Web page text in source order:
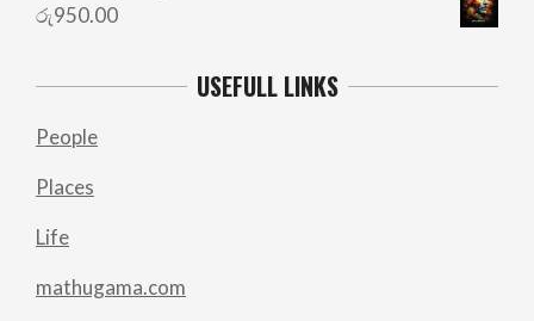
රු950.00
USEFULL LINKS
People
Places
Life
mathugama.com